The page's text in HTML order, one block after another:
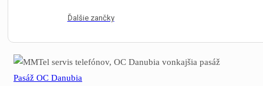
Ďalšie zančky
Pasáž OC Danubia